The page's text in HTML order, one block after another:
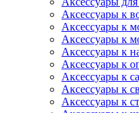
Аксессуары к
Аксессуары к
Аксессуары к
Аксессуары к
Аксессуары к
Аксессуары к
Аксессуары к
Аксессуары к